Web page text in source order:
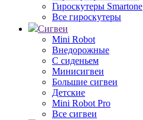
Гироскутеры Smartone
Все гироскутеры
Сигвеи
Mini Robot
Внедорожные
С сиденьем
Минисигвеи
Большие сигвеи
Детские
Mini Robot Pro
Все сигвеи